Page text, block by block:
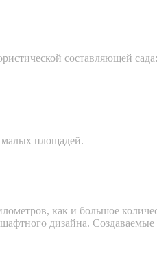
составляющей
малых площадей.
как и большое
дизайна.